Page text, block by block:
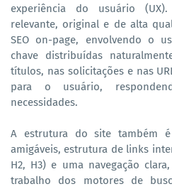
experiência do usuário
relevante, original e de alta
SEO on-page, envolvendo o
chave distribuídas
títulos, nas solicitações e nas
para o usuário,
necessidades.
A estrutura do site também é
amigáveis, estrutura de links
H2, H3) e uma navegação
trabalho dos motores de